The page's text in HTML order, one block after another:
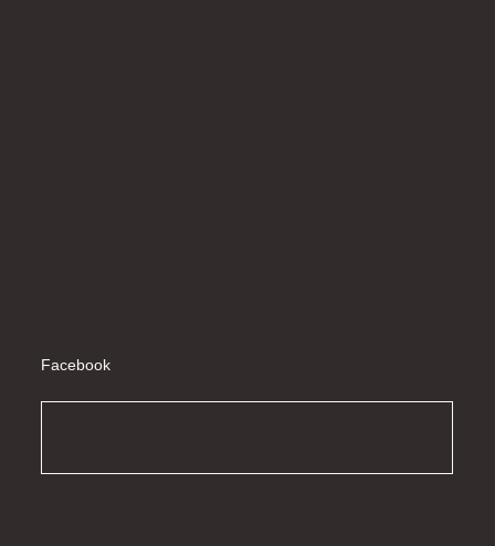
Facebook